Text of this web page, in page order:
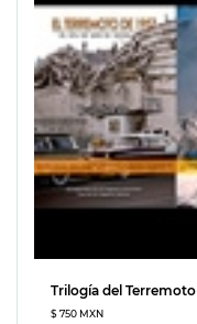
Trilogía del Terremoto
$ 750 MXN